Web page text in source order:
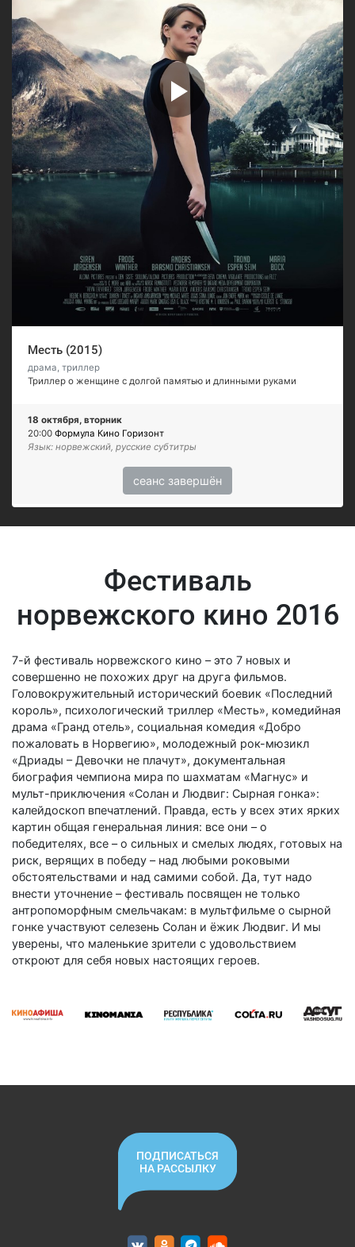
Месть (2015)
драма, триллер
Триллер о женщине с долгой памятью и длинными руками
18 октября, вторник
20:00 Формула Кино Горизонт
Язык: норвежский, русские субтитры
сеанс завершён
Фестиваль
норвежского кино 2016
7-й фестиваль норвежского кино – это 7 новых и
совершенно не похожих друг на друга фильмов.
Головокружительный исторический боевик «Последний
король», психологический триллер «Месть», комедийная
драма «Гранд отель», социальная комедия «Добро
пожаловать в Норвегию», молодежный рок-мюзикл
«Дриады – Девочки не плачут», документальная
биография чемпиона мира по шахматам «Магнус» и
мульт-приключения «Солан и Людвиг: Сырная гонка»:
калейдоскоп впечатлений. Правда, есть у всех этих ярких
картин общая генеральная линия: все они – о
победителях, все – о сильных и смелых людях, готовых на
риск, верящих в победу – над любыми роковыми
обстоятельствами и над самими собой. Да, тут надо
внести уточнение – фестиваль посвящен не только
антропоморфным смельчакам: в мультфильме о сырной
гонке участвуют селезень Солан и ёжик Людвиг. И мы
уверены, что маленькие зрители с удовольствием
откроют для себя новых настоящих героев.
ПОДПИСАТЬСЯ
НА РАССЫЛКУ